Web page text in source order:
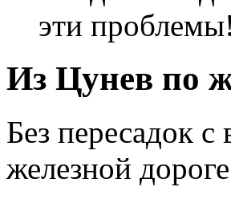
эти проблемы!
Из Цунев по
Без пересадок
железной